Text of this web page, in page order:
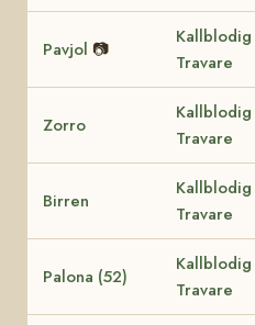
Pavjol 📷
Kallblodig
Travare
Zorro
Kallblodig
Travare
Birren
Kallblodig
Travare
Palona (52)
Kallblodig
Travare